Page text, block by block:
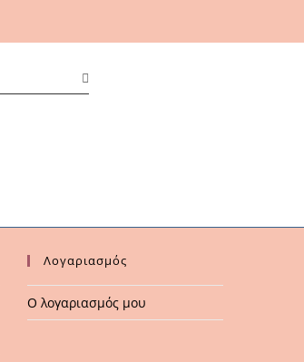
Λογαριασμός
Ο λογαριασμός μου